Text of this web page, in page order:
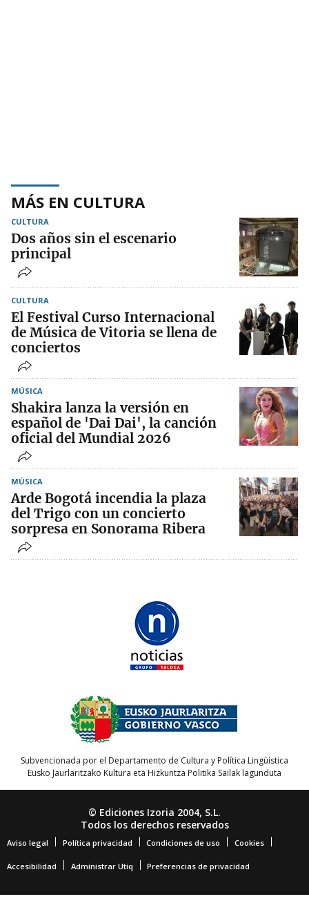
MÁS EN CULTURA
CULTURA
Dos años sin el escenario
principal
CULTURA
El Festival Curso Internacional
de Música de Vitoria se llena de
conciertos
MÚSICA
Shakira lanza la versión en
español de 'Dai Dai', la canción
oficial del Mundial 2026
MÚSICA
Arde Bogotá incendia la plaza
del Trigo con un concierto
sorpresa en Sonorama Ribera
Subvencionada por el Departamento de Cultura y Política Lingüística
Eusko Jaurlaritzako Kultura eta Hizkuntza Politika Sailak lagunduta
© Ediciones Izoria 2004, S.L.
Todos los derechos reservados
Aviso legal Política privacidad Condiciones de uso Cookies
Accesibilidad Administrar Utiq Preferencias de privacidad